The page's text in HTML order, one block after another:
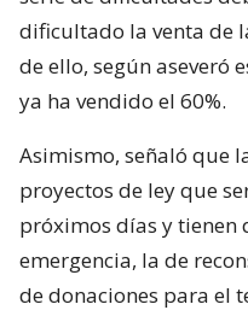
dificultado la venta de
de ello, según aseveró
ya ha vendido el 60%.
Asimismo, señaló que
proyectos de ley que
próximos días y tienen
emergencia, la de
de donaciones para el